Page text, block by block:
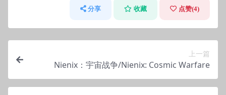
分享 收藏 点赞(4)
上一篇
Nienix：宇宙战争/Nienix: Cosmic Warfare